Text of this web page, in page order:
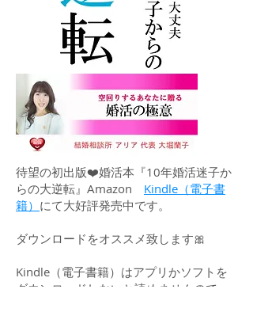
待望の初出版❤️婚活本『10年婚活迷子か
らの大逆転』Amazon Kindle（電子書
籍） にて大好評発売中です。
ダウンロードをオススメ致します🎀
Kindle（電子書籍）はアプリかソフトを
ダウンロードしないと読めませんので、